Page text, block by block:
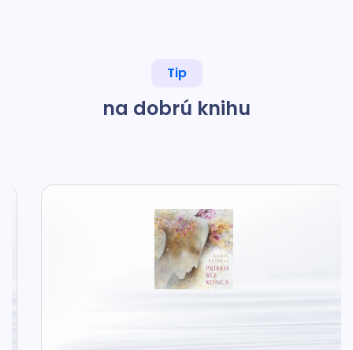
Tip
na dobrú knihu